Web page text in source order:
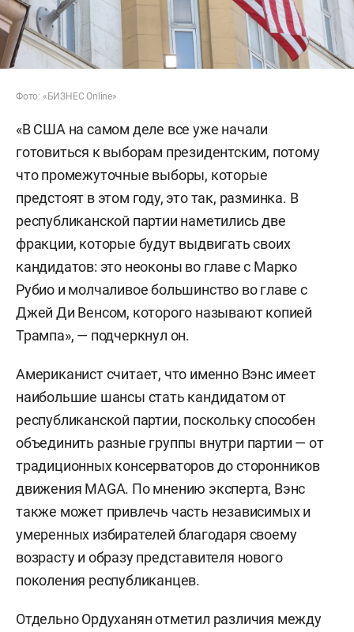
Фото: «БИЗНЕС Online»
«В США на самом деле все уже начали
готовиться к выборам президентским, потому
что промежуточные выборы, которые
предстоят в этом году, это так, разминка. В
республиканской партии наметились две
фракции, которые будут выдвигать своих
кандидатов: это неоконы во главе с Марко
Рубио и молчаливое большинство во главе с
Джей Ди Венсом, которого называют копией
Трампа», — подчеркнул он.
Американист считает, что именно Вэнс имеет
наибольшие шансы стать кандидатом от
республиканской партии, поскольку способен
объединить разные группы внутри партии — от
традиционных консерваторов до сторонников
движения MAGA. По мнению эксперта, Вэнс
также может привлечь часть независимых и
умеренных избирателей благодаря своему
возрасту и образу представителя нового
поколения республиканцев.
Отдельно Ордуханян отметил различия между